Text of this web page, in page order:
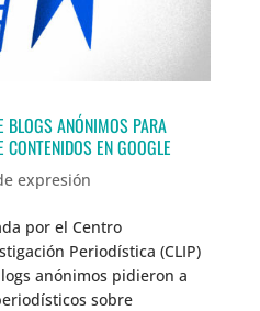
BLOGS ANÓNIMOS PARA
EN GOOGLE
expresión
por el Centro
Periodística (CLIP)
anónimos pidieron a
sobre